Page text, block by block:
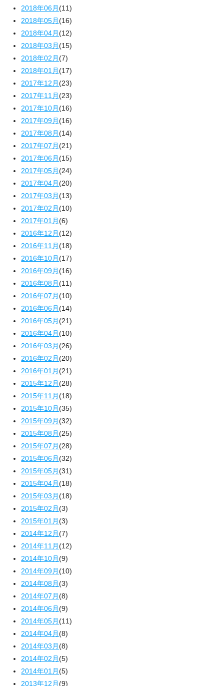
2018年06月(11)
2018年05月(16)
2018年04月(12)
2018年03月(15)
2018年02月(7)
2018年01月(17)
2017年12月(23)
2017年11月(23)
2017年10月(16)
2017年09月(16)
2017年08月(14)
2017年07月(21)
2017年06月(15)
2017年05月(24)
2017年04月(20)
2017年03月(13)
2017年02月(10)
2017年01月(6)
2016年12月(12)
2016年11月(18)
2016年10月(17)
2016年09月(16)
2016年08月(11)
2016年07月(10)
2016年06月(14)
2016年05月(21)
2016年04月(10)
2016年03月(26)
2016年02月(20)
2016年01月(21)
2015年12月(28)
2015年11月(18)
2015年10月(35)
2015年09月(32)
2015年08月(25)
2015年07月(28)
2015年06月(32)
2015年05月(31)
2015年04月(18)
2015年03月(18)
2015年02月(3)
2015年01月(3)
2014年12月(7)
2014年11月(12)
2014年10月(9)
2014年09月(10)
2014年08月(3)
2014年07月(8)
2014年06月(9)
2014年05月(11)
2014年04月(8)
2014年03月(8)
2014年02月(5)
2014年01月(5)
2013年12月(9)